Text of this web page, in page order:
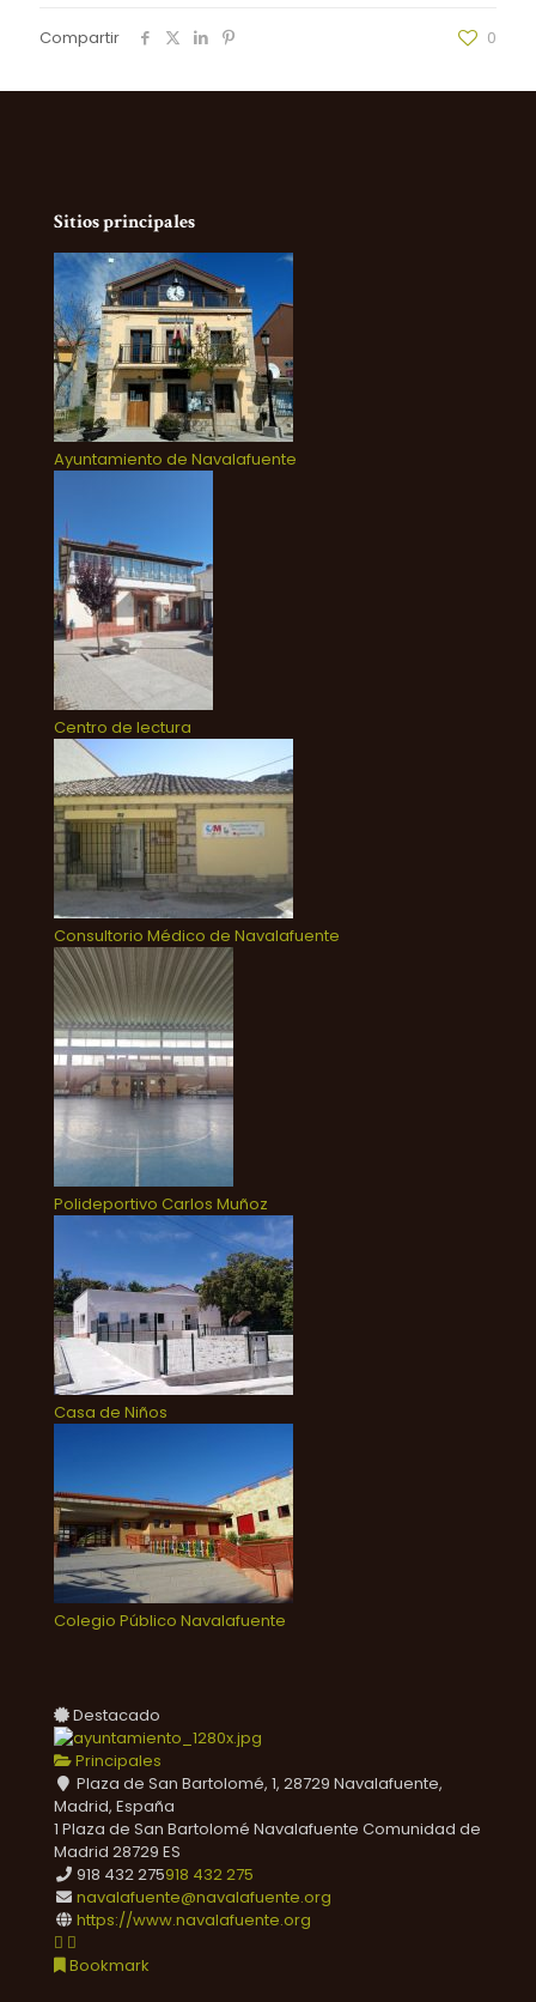
Compartir 0
Sitios principales
Ayuntamiento de Navalafuente
Centro de lectura
Consultorio Médico de Navalafuente
Polideportivo Carlos Muñoz
Casa de Niños
Colegio Público Navalafuente
Destacado
Principales
Plaza de San Bartolomé, 1, 28729 Navalafuente,
Madrid, España
1 Plaza de San Bartolomé Navalafuente Comunidad de
Madrid 28729 ES
918 432 275918 432 275
navalafuente@navalafuente.org
https://www.navalafuente.org
Bookmark